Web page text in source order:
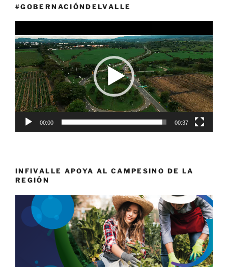
#GOBERNACIÓNDELVALLE
de
vídeo
00:00 00:37
INFIVALLE APOYA AL CAMPESINO DE LA
REGIÓN